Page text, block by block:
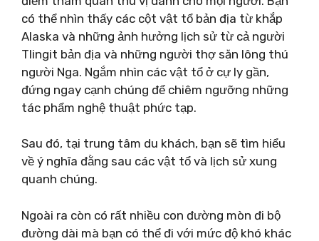
có thể nhìn thấy các cột vật tổ bản địa từ khắp
Alaska và những ảnh hưởng lịch sử từ cả người
Tlingit bản địa và những người thợ săn lông thú
người Nga. Ngắm nhìn các vật tổ ở cự ly gần,
đứng ngay cạnh chúng để chiêm ngưỡng những
tác phẩm nghệ thuật phức tạp.
Sau đó, tại trung tâm du khách, bạn sẽ tìm hiểu
về ý nghĩa đằng sau các vật tổ và lịch sử xung
quanh chúng.
Ngoài ra còn có rất nhiều con đường mòn đi bộ
đường dài mà bạn có thể đi với mức độ khó khác